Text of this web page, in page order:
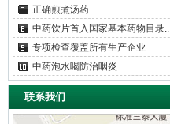
正确煎煮汤药
中药饮片首入国家基本药物目录..
专项检查覆盖所有生产企业
中药泡水喝防治咽炎
联系我们